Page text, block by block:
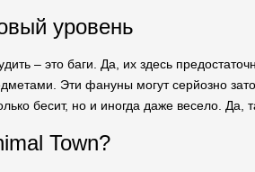
уровень
– это баги. Да, их здесь
Эти фануны могут серйозно
бесит, но и иногда даже весело. Да,
Town?